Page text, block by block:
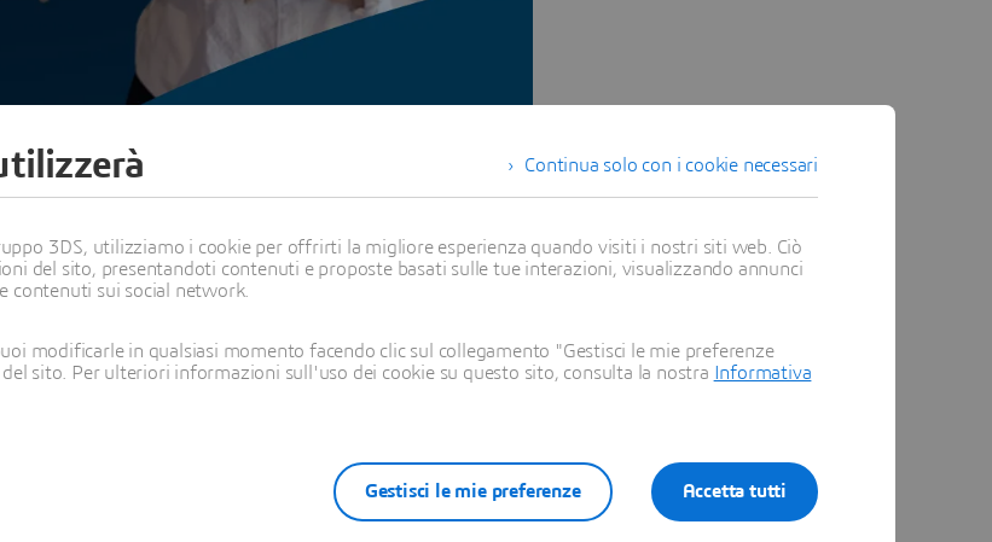
la fiera
adeguato
Dopo la fiera
Chiedi il contatto sui social (LinkedIn)
Continua solo con i cookie necessari
3DS, utilizziamo i cookie per offrirti la migliore esperienza quando visiti i nostri siti web. Ciò
del sito, presentandoti contenuti e proposte basati sulle tue interazioni, visualizzando annunci
contenuti sui social network.
modificarle in qualsiasi momento facendo clic sul collegamento "Gestisci le mie preferenze
sito. Per ulteriori informazioni sull'uso dei cookie su questo sito, consulta la nostra Informativa
Accetta tutti
Gestisci le mie preferenze